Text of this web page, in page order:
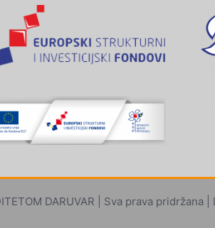
DARUVAR | Sva prava pridržana |